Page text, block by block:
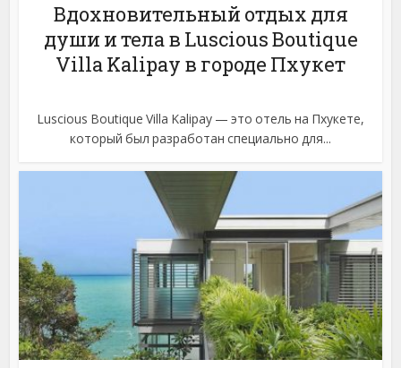
Вдохновительный отдых для
души и тела в Luscious Boutique
Villa Kalipay в городе Пхукет
Luscious Boutique Villa Kalipay — это отель на Пхукете,
который был разработан специально для...